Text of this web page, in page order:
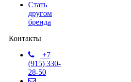
Стать
другом
бренда
Контакты
+7
(915) 330-
28-50